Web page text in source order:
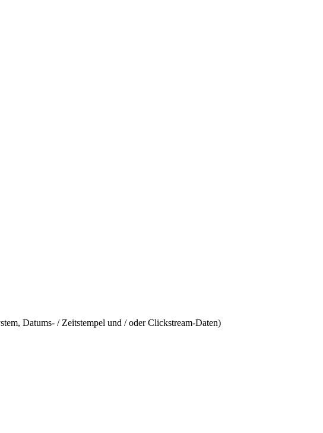
Datums- / Zeitstempel und / oder Clickstream-Daten)